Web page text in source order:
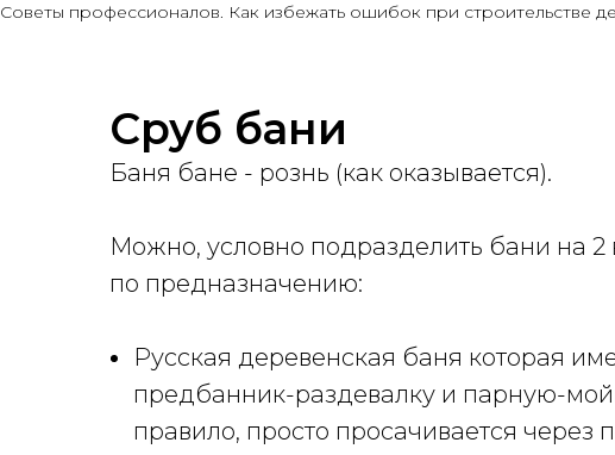
Советы профессионалов. Как избежать ошибок при строительстве
Сруб бани
Баня бане - рознь (как оказывается).
Можно, условно подразделить бани на 2
по предназначению:
Русская деревенская баня которая
предбанник-раздевалку и парную-
правило, просто просачивается через